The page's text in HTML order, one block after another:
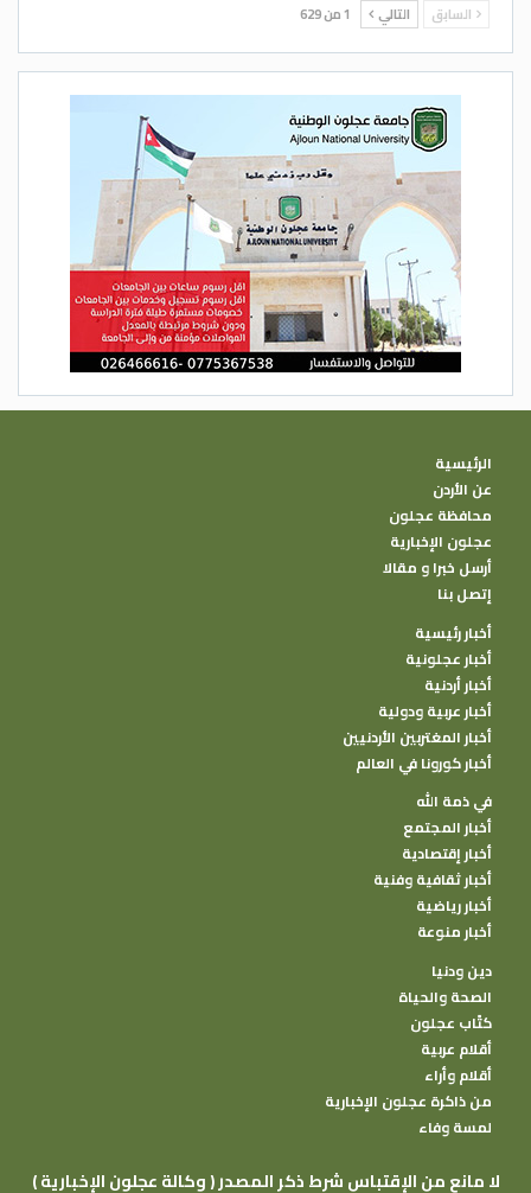
السابق التالي 1 من 629
الرئيسية
عن الأردن
محافظة عجلون
عجلون الإخبارية
أرسل خبرا و مقالا
إتصل بنا
أخبار رئيسية
أخبار عجلونية
أخبار أردنية
أخبار عربية ودولية
أخبار المغتربين الأردنيين
أخبار كورونا في العالم
في ذمة الله
أخبار المجتمع
أخبار إقتصادية
أخبار ثقافية وفنية
أخبار رياضية
أخبار منوعة
دين ودنيا
الصحة والحياة
كتًاب عجلون
أقلام عربية
أقلام وأراء
من ذاكرة عجلون الإخبارية
لمسة وفاء
( وكالة عجلون الإخبارية ) لا مانع من الإقتباس شرط ذكر المصدر